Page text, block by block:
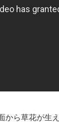
ら草花が生